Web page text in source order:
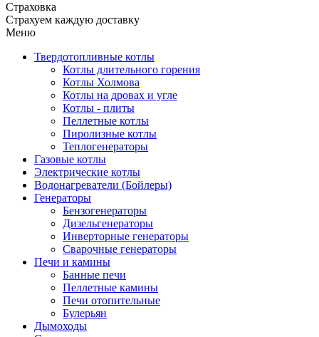
Страховка
Страхуем каждую доставку
Меню
Твердотопливные котлы
Котлы длительного горения
Котлы Холмова
Котлы на дровах и угле
Котлы - плиты
Пеллетные котлы
Пиролизные котлы
Теплогенераторы
Газовые котлы
Электрические котлы
Водонагреватели (Бойлеры)
Генераторы
Бензогенераторы
Дизельгенераторы
Инверторные генераторы
Сварочные генераторы
Печи и камины
Банные печи
Пеллетные камины
Печи отопительные
Булерьян
Дымоходы